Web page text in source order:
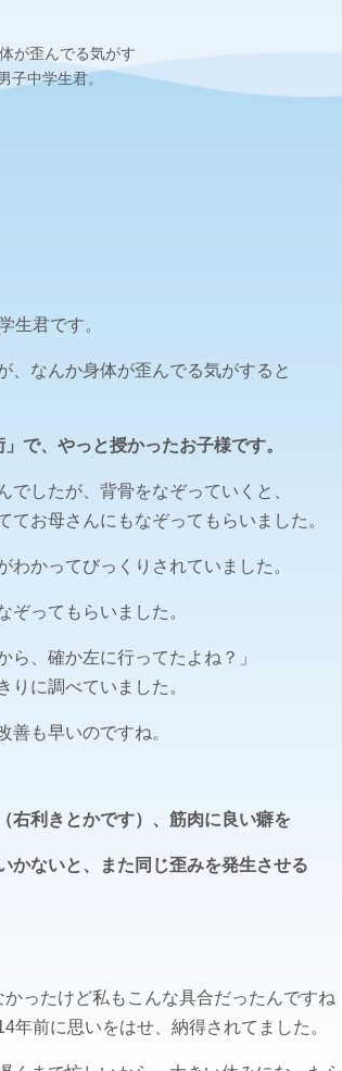
君です。
、なんか身体が歪んでる気がすると
で、やっと授かったお子様です。
でしたが、背骨をなぞっていくと、
お母さんにもなぞってもらいました。
わかってびっくりされていました。
ぞってもらいました。
ら、確か左に行ってたよね？」
りに調べていました。
善も早いのですね。
右利きとかです）、筋肉に良い癖を
かないと、また同じ歪みを発生させる
かったけど私もこんな具合だったんですね
年前に思いをはせ、納得されてました。